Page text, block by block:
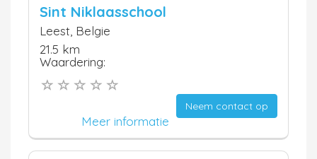
Sint Niklaasschool
Leest, Belgie
21.5 km
Waardering:
Neem contact op
Meer informatie